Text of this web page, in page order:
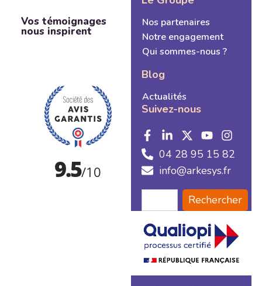
Vos témoignages
nous inspirent
Nos partenaires
Notre engagement
Qui sommes-nous ?
Blog
Actualités
Suivez-nous
04 28 95 15 82
info@arkesys.fr
Rechercher